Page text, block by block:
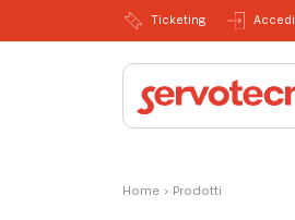
Ticketing Accedi
Home › Prodotti